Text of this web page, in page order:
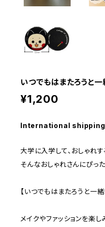
いつでもはまたろうと一
¥1,200
International
大学に入学して、おしゃれ
そんなおしゃれさんにぴっ
【いつでもはまたろうと一
メイクやファッションを楽